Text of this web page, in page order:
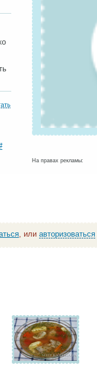
На правах рекламы:
, или авторизоваться